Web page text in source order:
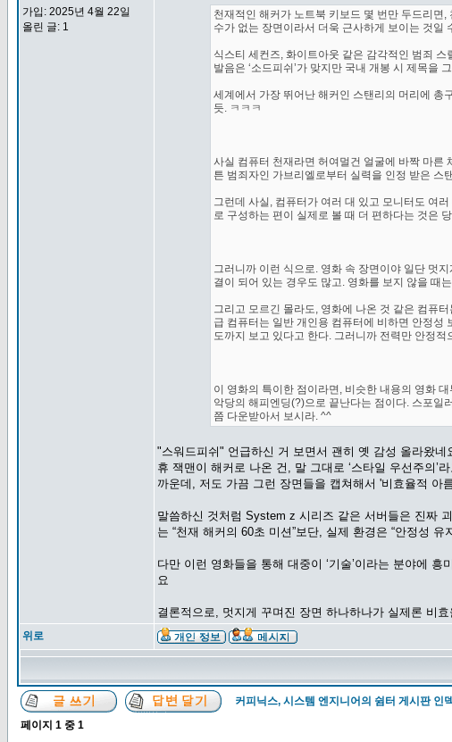
가입: 2025년 4월 22일
올린 글: 1
천재적인 해커가 노트북 키보드 몇 번만 두드리면
수가 없는 장면이라서 더욱 근사하게 보이는 것일
식스티 세컨즈, 화이트아웃 같은 감각적인 범죄
발음은 ‘소드피쉬’가 맞지만 국내 개봉 시 제목을
세계에서 가장 뛰어난 해커인 스탠리의 머리에 총
듯. ㅋㅋㅋ
사실 컴퓨터 천재라면 허여멀건 얼굴에 바짝 마른
튼 범죄자인 가브리엘로부터 실력을 인정 받은 스
그런데 사실, 컴퓨터가 여러 대 있고 모니터도 여
로 구성하는 편이 실제로 볼 때 더 편하다는 것은
그러니까 이런 식으로. 영화 속 장면이야 일단 멋
결이 되어 있는 경우도 많고. 영화를 보지 않을 때는
그리고 모르긴 몰라도, 영화에 나온 것 같은 컴퓨
급 컴퓨터는 일반 개인용 컴퓨터에 비하면 안정성
도까지 보고 있다고 한다. 그러니까 전력만 안정
이 영화의 특이한 점이라면, 비슷한 내용의 영화
악당의 해피엔딩(?)으로 끝난다는 점이다. 스포일
쯤 다운받아서 보시라. ^^
"스워드피쉬" 언급하신 거 보면서 괜히 옛 감성 올라왔
휴 잭맨이 해커로 나온 건, 말 그대로 ‘스타일 우선주의
까운데, 저도 가끔 그런 장면들을 캡쳐해서 '비효율적 아
말씀하신 것처럼 System z 시리즈 같은 서버들은 진짜
는 “천재 해커의 60초 미션”보단, 실제 환경은 “안정성
다만 이런 영화들을 통해 대중이 ‘기술’이라는 분야에
요
결론적으로, 멋지게 꾸며진 장면 하나하나가 실제론 비
위로
커피닉스, 시스템 엔지니어의 쉼터 게시판 인
페이지 1 중 1